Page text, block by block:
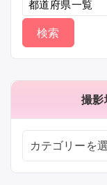
撮
カテゴリーを